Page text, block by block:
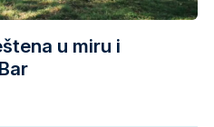
u miru i